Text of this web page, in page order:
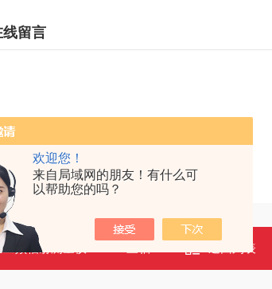
欢迎您！
来自局域网的朋友！有什么可
以帮助您的吗？
线留言
辐射测量仪 2010B 三轴探头 数据存储分析 返回列表